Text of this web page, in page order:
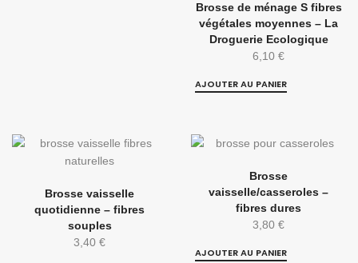
Brosse de ménage S fibres
végétales moyennes – La
Droguerie Ecologique
6,10 €
AJOUTER AU PANIER
Brosse vaisselle
quotidienne – fibres
souples
3,40 €
Brosse
vaisselle/casseroles –
fibres dures
3,80 €
AJOUTER AU PANIER